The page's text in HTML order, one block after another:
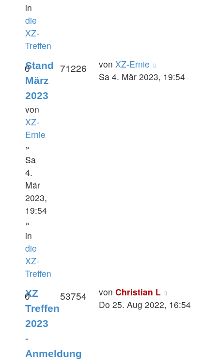
in
die
XZ-
Treffen
Stand
März
2023
von
XZ-
Ernie
»
Sa
4.
Mär
2023,
19:54
»
in
die
XZ-
Treffen
0 71226 von XZ-Ernie
Sa 4. Mär 2023, 19:54
XZ
Treffen
2023
-
Anmeldung
0 53754 von Christian L
Do 25. Aug 2022, 16:54